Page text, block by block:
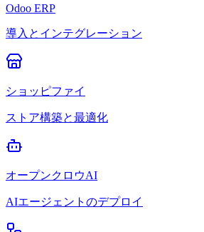
Odoo ERP
導入とインテグレーション
ショッピファイ
ストア構築と最適化
オープンクロウAI
AIエージェントのデプロイ